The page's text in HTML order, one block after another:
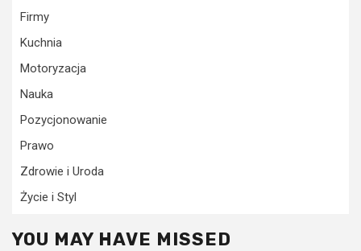
Firmy
Kuchnia
Motoryzacja
Nauka
Pozycjonowanie
Prawo
Zdrowie i Uroda
Życie i Styl
YOU MAY HAVE MISSED